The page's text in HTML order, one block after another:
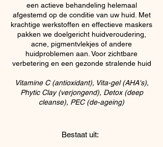
een actieve behandeling helemaal
afgestemd op de conditie van uw huid. Met
krachtige werkstoffen en effectieve maskers
pakken we doelgericht huidveroudering,
acne, pigmentvlekjes of andere
huidproblemen aan. Voor zichtbare
verbetering en een gezonde stralende huid
Vitamine C (antioxidant), Vita-gel (AHA's),
Phytic Clay (verjongend), Detox (deep
cleanse), PEC (de-ageing)
Bestaat uit: